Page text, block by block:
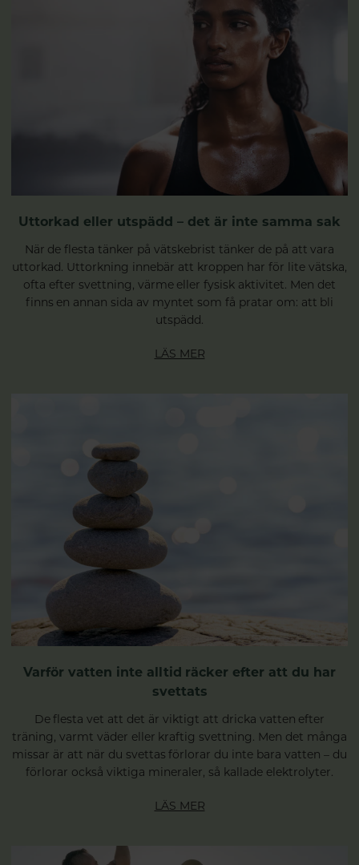
Uttorkad eller utspädd – det är inte samma sak
När de flesta tänker på vätskebrist tänker de på att vara
uttorkad. Uttorkning innebär att kroppen har för lite vätska,
ofta efter svettning, värme eller fysisk aktivitet. Men det
finns en annan sida av myntet som få pratar om: att bli
utspädd.
LÄS MER
Varför vatten inte alltid räcker efter att du har
svettats
De flesta vet att det är viktigt att dricka vatten efter
träning, varmt väder eller kraftig svettning. Men det många
missar är att när du svettas förlorar du inte bara vatten – du
förlorar också viktiga mineraler, så kallade elektrolyter.
LÄS MER